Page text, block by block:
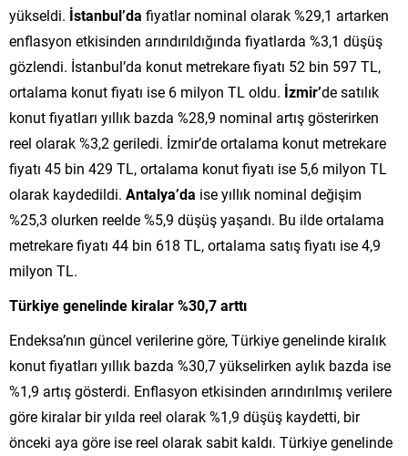
yükseldi. İstanbul’da fiyatlar nominal olarak %29,1 artarken
enflasyon etkisinden arındırıldığında fiyatlarda %3,1 düşüş
gözlendi. İstanbul’da konut metrekare fiyatı 52 bin 597 TL,
ortalama konut fiyatı ise 6 milyon TL oldu. İzmir’de satılık
konut fiyatları yıllık bazda %28,9 nominal artış gösterirken
reel olarak %3,2 geriledi. İzmir’de ortalama konut metrekare
fiyatı 45 bin 429 TL, ortalama konut fiyatı ise 5,6 milyon TL
olarak kaydedildi. Antalya’da ise yıllık nominal değişim
%25,3 olurken reelde %5,9 düşüş yaşandı. Bu ilde ortalama
metrekare fiyatı 44 bin 618 TL, ortalama satış fiyatı ise 4,9
milyon TL.
Türkiye genelinde kiralar %30,7 arttı
Endeksa’nın güncel verilerine göre, Türkiye genelinde kiralık
konut fiyatları yıllık bazda %30,7 yükselirken aylık bazda ise
%1,9 artış gösterdi. Enflasyon etkisinden arındırılmış verilere
göre kiralar bir yılda reel olarak %1,9 düşüş kaydetti, bir
önceki aya göre ise reel olarak sabit kaldı. Türkiye genelinde